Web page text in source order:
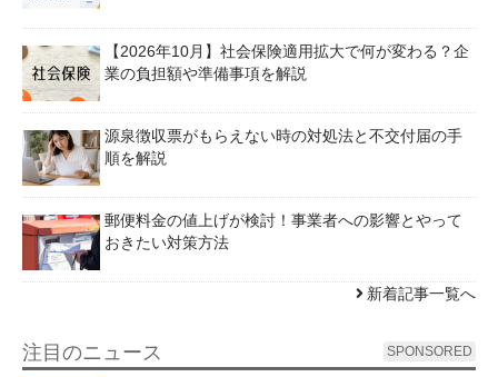
【2026年10月】社会保険適用拡大で何が変わる？企
業の負担額や準備事項を解説
源泉徴収票がもらえない時の対処法と不交付届の手
順を解説
郵便料金の値上げが検討！事業者への影響とやって
おきたい対策方法
新着記事一覧へ
注目のニュース SPONSORED